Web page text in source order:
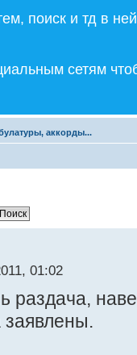
поиск и тд в
сетям
аккорды...
01:02
раздача,
заявлены.